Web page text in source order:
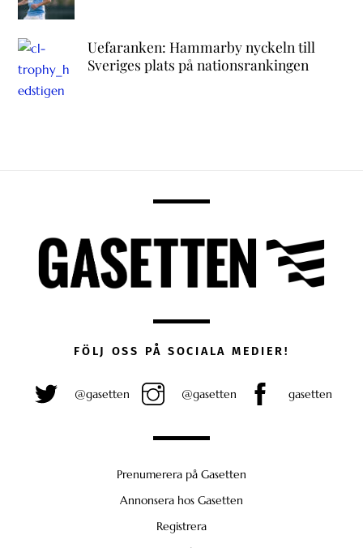
Uefaranken: Hammarby nyckeln till
Sveriges plats på nationsrankingen
FÖLJ OSS PÅ SOCIALA MEDIER!
@gasetten @gasetten gasetten
Prenumerera på Gasetten
Annonsera hos Gasetten
Registrera